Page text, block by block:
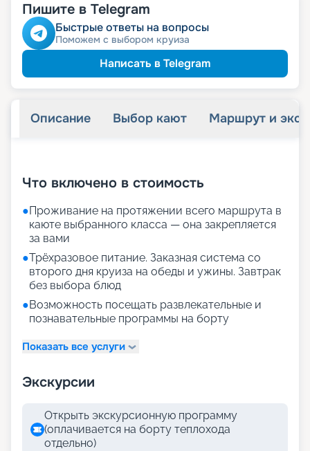
Пишите в Telegram
Быстрые ответы на вопросы
Поможем с выбором круиза
Написать в Telegram
Описание Выбор кают Маршрут и
Что включено в стоимость
●Проживание на протяжении всего маршрута в
каюте выбранного класса — она закрепляется
за вами
●Трёхразовое питание. Заказная система со
второго дня круиза на обеды и ужины. Завтрак
без выбора блюд
●Возможность посещать развлекательные и
познавательные программы на борту
Показать все услуги
Экскурсии
Открыть экскурсионную программу
(оплачивается на борту теплохода
отдельно)